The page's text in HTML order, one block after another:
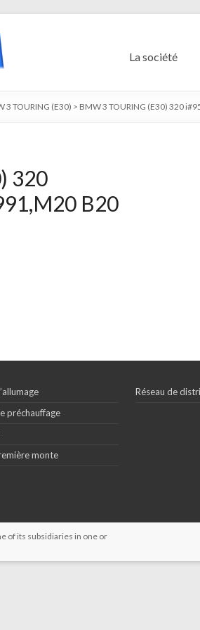
La société
3 TOURING (E30) > BMW 3 TOURING (E30) 320
320
B20
préchauffage
monte
Réseau de
of its subsidiaries in one or